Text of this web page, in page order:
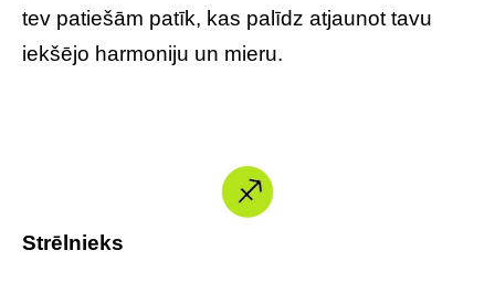
tev patiešām patīk, kas palīdz atjaunot tavu
iekšējo harmoniju un mieru.
Strēlnieks